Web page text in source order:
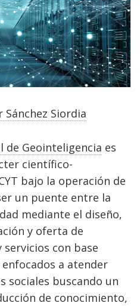
Sánchez Siordia
de Geointeligencia es
científico-
bajo la operación de
un puente entre la
mediante el diseño,
y oferta de
con base
a atender
sociales buscando un
de conocimiento,